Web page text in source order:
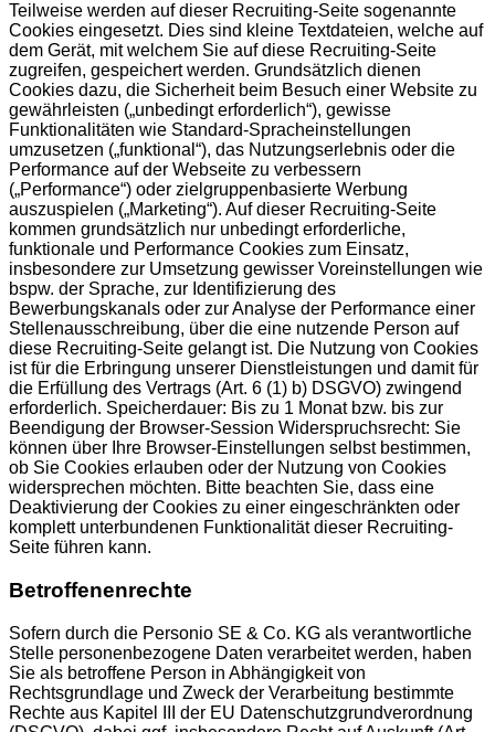
Teilweise werden auf dieser Recruiting-Seite sogenannte
Cookies eingesetzt. Dies sind kleine Textdateien, welche auf
dem Gerät, mit welchem Sie auf diese Recruiting-Seite
zugreifen, gespeichert werden. Grundsätzlich dienen
Cookies dazu, die Sicherheit beim Besuch einer Website zu
gewährleisten („unbedingt erforderlich“), gewisse
Funktionalitäten wie Standard-Spracheinstellungen
umzusetzen („funktional“), das Nutzungserlebnis oder die
Performance auf der Webseite zu verbessern
(„Performance“) oder zielgruppenbasierte Werbung
auszuspielen („Marketing“). Auf dieser Recruiting-Seite
kommen grundsätzlich nur unbedingt erforderliche,
funktionale und Performance Cookies zum Einsatz,
insbesondere zur Umsetzung gewisser Voreinstellungen wie
bspw. der Sprache, zur Identifizierung des
Bewerbungskanals oder zur Analyse der Performance einer
Stellenausschreibung, über die eine nutzende Person auf
diese Recruiting-Seite gelangt ist. Die Nutzung von Cookies
ist für die Erbringung unserer Dienstleistungen und damit für
die Erfüllung des Vertrags (Art. 6 (1) b) DSGVO) zwingend
erforderlich. Speicherdauer: Bis zu 1 Monat bzw. bis zur
Beendigung der Browser-Session Widerspruchsrecht: Sie
können über Ihre Browser-Einstellungen selbst bestimmen,
ob Sie Cookies erlauben oder der Nutzung von Cookies
widersprechen möchten. Bitte beachten Sie, dass eine
Deaktivierung der Cookies zu einer eingeschränkten oder
komplett unterbundenen Funktionalität dieser Recruiting-
Seite führen kann.
Betroffenenrechte
Sofern durch die Personio SE & Co. KG als verantwortliche
Stelle personenbezogene Daten verarbeitet werden, haben
Sie als betroffene Person in Abhängigkeit von
Rechtsgrundlage und Zweck der Verarbeitung bestimmte
Rechte aus Kapitel III der EU Datenschutzgrundverordnung